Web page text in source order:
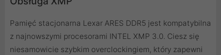
Pamięć stacjonarna Lexar ARES DDR5 jest kompatybilna
z najnowszymi procesorami INTEL XMP 3.0. Ciesz się
niesamowicie szybkim overclockingiem, który zapewni